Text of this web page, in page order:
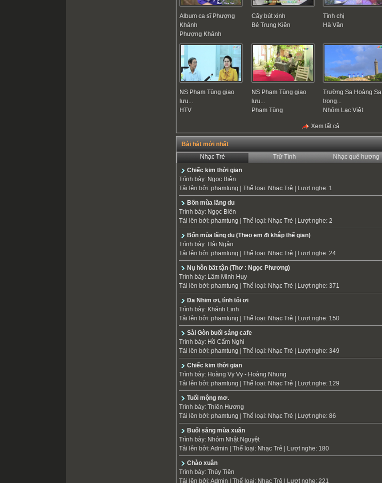
Album ca sĩ Phượng
Khánh
Phượng Khánh
Cây bút xinh
Bé Trung Kiên
Tình chị
Hà Vân
NS Phạm Tùng giao
lưu...
HTV
NS Phạm Tùng giao
lưu...
Phạm Tùng
Trường Sa Hoàng Sa
trong...
Nhóm Lạc Việt
Xem tất cả
Bài hát mới nhất
Nhạc Trẻ
Trữ Tình Nhạc quê hương
Chiếc kim thời gian
Trình bày: Ngọc Biên
Tải lên bởi: phamtung | Thể loại: Nhạc Trẻ | Lượt nghe: 1
Bốn mùa lãng du
Trình bày: Ngọc Biên
Tải lên bởi: phamtung | Thể loại: Nhạc Trẻ | Lượt nghe: 2
Bốn mùa lãng du (Theo em đi khắp thế gian)
Trình bày: Hải Ngân
Tải lên bởi: phamtung | Thể loại: Nhạc Trẻ | Lượt nghe: 24
Nụ hôn bất tận (Thơ : Ngọc Phương)
Trình bày: Lâm Minh Huy
Tải lên bởi: phamtung | Thể loại: Nhạc Trẻ | Lượt nghe: 371
Đa Nhim ơi, tình tôi ơi
Trình bày: Khánh Linh
Tải lên bởi: phamtung | Thể loại: Nhạc Trẻ | Lượt nghe: 150
Sài Gòn buổi sáng cafe
Trình bày: Hồ Cẩm Nghi
Tải lên bởi: phamtung | Thể loại: Nhạc Trẻ | Lượt nghe: 349
Chiếc kim thời gian
Trình bày: Hoàng Vy Vy - Hoàng Nhung
Tải lên bởi: phamtung | Thể loại: Nhạc Trẻ | Lượt nghe: 129
Tuổi mộng mơ.
Trình bày: Thiên Hương
Tải lên bởi: phamtung | Thể loại: Nhạc Trẻ | Lượt nghe: 86
Buổi sáng mùa xuân
Trình bày: Nhóm Nhật Nguyệt
Tải lên bởi:Admin | Thể loại: Nhạc Trẻ | Lượt nghe: 180
Chào xuân
Trình bày: Thủy Tiên
Tải lên bởi:Admin | Thể loại: Nhạc Trẻ | Lượt nghe: 221